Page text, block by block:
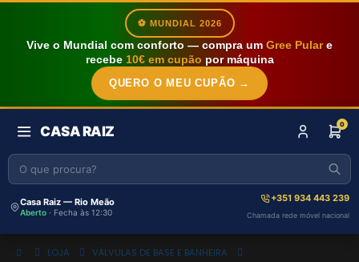
⚽ MUNDIAL 2026
Vive o Mundial com conforto — compra um Gree Pulare
recebe 10€ em cupão por máquina
QUERO O MEU CUPÃO →
CASA RAIZ 0
Casa Raiz — Rio Meão
Aberto · Fecha às 12:30
+351 934 443 239
Chamada rede móvel nacional
LOJA
VÁLVULAS DE BASE E BANHEIRA